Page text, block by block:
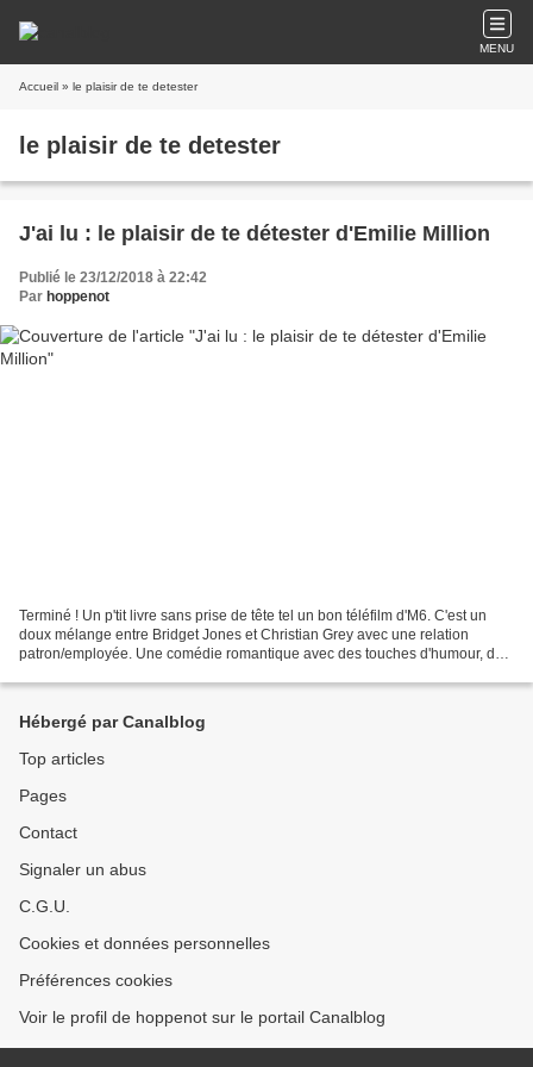
MENU
Accueil » le plaisir de te detester
le plaisir de te detester
J'ai lu : le plaisir de te détester d'Emilie Million
Publié le 23/12/2018 à 22:42
Par hoppenot
Terminé ! Un p'tit livre sans prise de tête tel un bon téléfilm d'M6. C'est un
doux mélange entre Bridget Jones et Christian Grey avec une relation
patron/employée. Une comédie romantique avec des touches d'humour, des
Hébergé par Canalblog
Top articles
Pages
Contact
Signaler un abus
C.G.U.
Cookies et données personnelles
Préférences cookies
Voir le profil de hoppenot sur le portail Canalblog